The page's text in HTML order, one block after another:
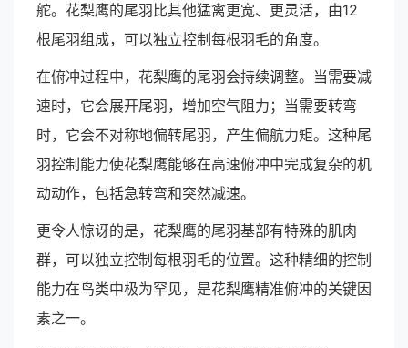
舵。花梨鹰的尾羽比其他猛禽更宽、更灵活，由12
根尾羽组成，可以独立控制每根羽毛的角度。
在俯冲过程中，花梨鹰的尾羽会持续调整。当需要减
速时，它会展开尾羽，增加空气阻力；当需要转弯
时，它会不对称地偏转尾羽，产生偏航力矩。这种尾
羽控制能力使花梨鹰能够在高速俯冲中完成复杂的机
动动作，包括急转弯和突然减速。
更令人惊讶的是，花梨鹰的尾羽基部有特殊的肌肉
群，可以独立控制每根羽毛的位置。这种精细的控制
能力在鸟类中极为罕见，是花梨鹰精准俯冲的关键因
素之一。